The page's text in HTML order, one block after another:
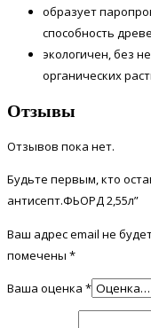
образует
способность
экологичен, без
органических
Отзывы
Отзывов пока нет.
Будьте первым, кто
антисепт.ФЬОРД 2,55л”
Ваш адрес email не
помечены *
Ваша оценка *